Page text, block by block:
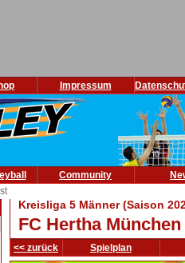
Impressum
Community
Kreisliga 5 Männer (Saison
FC Hertha München
<< zurück Spielplan